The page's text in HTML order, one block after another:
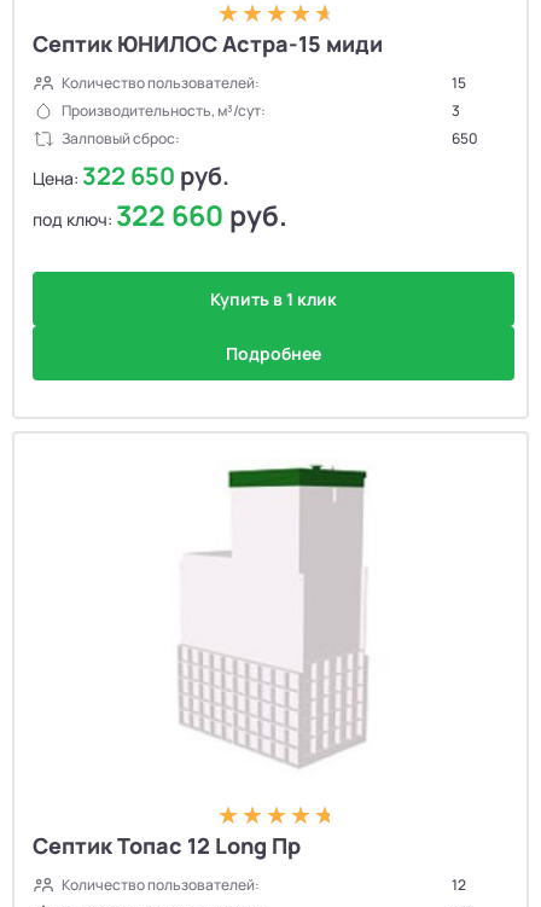
Септик ЮНИЛОС Астра-15 миди
Количество пользователей:
15
Производительность, м³/сут:
3
Залповый сброс:
650
Цена: 322 650 руб.
под ключ: 322 660 руб.
Купить в 1 клик
Подробнее
Септик Топас 12 Long Пр
Количество пользователей:
12